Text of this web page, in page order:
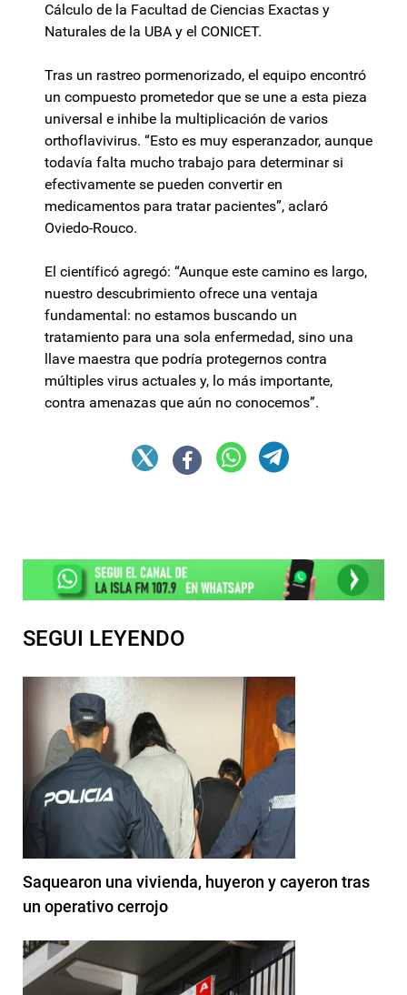
Cálculo de la Facultad de Ciencias Exactas y
Naturales de la UBA y el CONICET.
Tras un rastreo pormenorizado, el equipo encontró
un compuesto prometedor que se une a esta pieza
universal e inhibe la multiplicación de varios
orthoflavivirus. “Esto es muy esperanzador, aunque
todavía falta mucho trabajo para determinar si
efectivamente se pueden convertir en
medicamentos para tratar pacientes”, aclaró
Oviedo-Rouco.
El científicó agregó: “Aunque este camino es largo,
nuestro descubrimiento ofrece una ventaja
fundamental: no estamos buscando un
tratamiento para una sola enfermedad, sino una
llave maestra que podría protegernos contra
múltiples virus actuales y, lo más importante,
contra amenazas que aún no conocemos”.
SEGUI LEYENDO
Saquearon una vivienda, huyeron y cayeron tras
un operativo cerrojo